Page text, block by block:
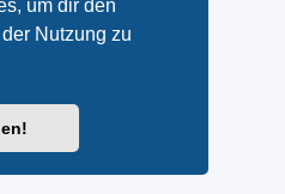
um dir den
Nutzung zu